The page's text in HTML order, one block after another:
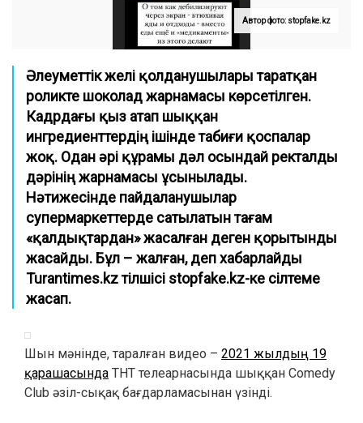
Автор фото: stopfake.kz
Әлеуметтік желі қолданушылары таратқан
роликте шоколад жарнамасы көрсетілген.
Кадрдағы қыз атап шыққан
ингредиенттердің ішінде табиғи қоспалар
жоқ. Одан әрі құрамы дәл осындай ректалды
дәрінің жарнамасы ұсынылады.
Нәтижесінде пайдаланушылар
супермаркеттерде сатылатын тағам
«қалдықтардан» жасалған деген қорытынды
жасайды. Бұл – жалған, деп хабарлайды
Turantimes.kz тілшісі stopfake.kz-ке сілтеме
жасап.
Шын мәнінде, таралған видео – 2021 жылдың 19
қарашасында ТНТ телеарнасында шыққан Comedy
Club әзіл-сықақ бағдарламасынан үзінді.